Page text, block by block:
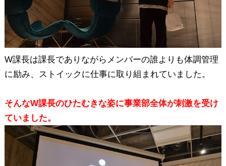
W課長は課長でありながらメンバーの誰よりも体調管理
に励み、ストイックに仕事に取り組まれていました。
そんなW課長のひたむきな姿に事業部全体が刺激を受け
ていました。